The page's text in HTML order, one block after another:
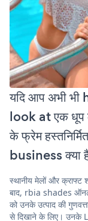
यदि आप अभी
look at एक धूप
के फ्रेम
business क्या
स्थानीय मेलों और
बाद, rbia shades
को उनके उत्पाद की
से दिखाने के लिए। उनके